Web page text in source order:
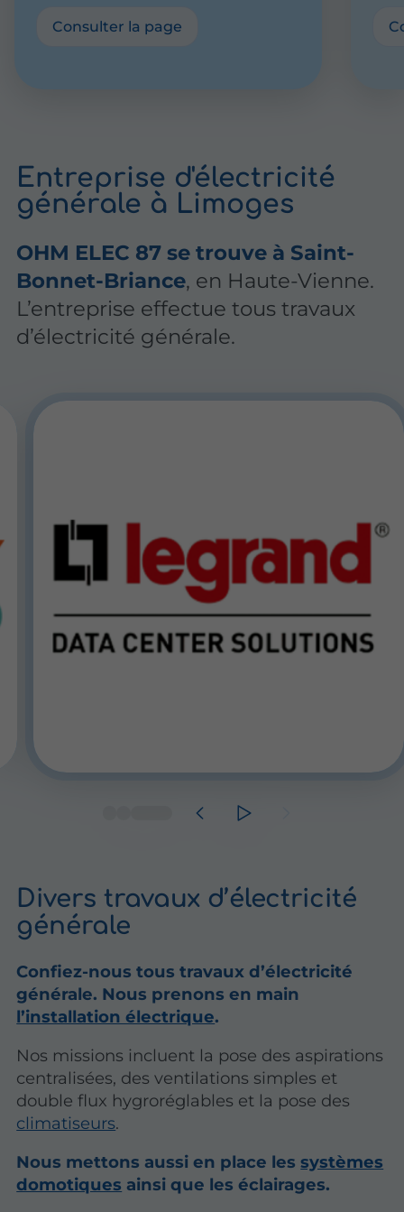
Consulter la page
Entreprise d'électricité
générale à Limoges
OHM ELEC 87 se trouve à Saint-
Bonnet-Briance, en Haute-Vienne.
L’entreprise effectue tous travaux
d’électricité générale.
Divers travaux d’électricité
générale
Confiez-nous tous travaux d’électricité
générale. Nous prenons en main
l’installation électrique.
Nos missions incluent la pose des aspirations
centralisées, des ventilations simples et
double flux hygroréglables et la pose des
climatiseurs.
Nous mettons aussi en place lessystèmes
domotiques ainsi que les éclairages.